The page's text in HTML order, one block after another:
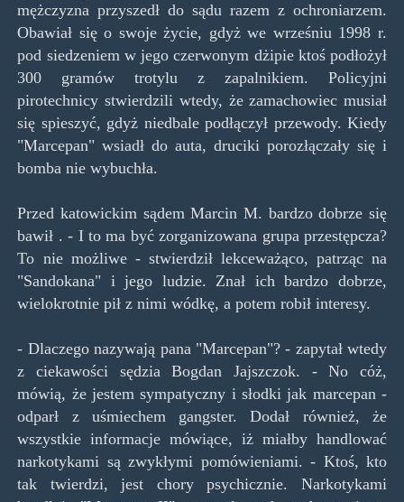
mężczyzna przyszedł do sądu razem z ochroniarzem.
Obawiał się o swoje życie, gdyż we wrześniu 1998 r.
pod siedzeniem w jego czerwonym dżipie ktoś podłożył
300 gramów trotylu z zapalnikiem. Policyjni
pirotechnicy stwierdzili wtedy, że zamachowiec musiał
się spieszyć, gdyż niedbale podłączył przewody. Kiedy
"Marcepan" wsiadł do auta, druciki porozłączały się i
bomba nie wybuchła.
Przed katowickim sądem Marcin M. bardzo dobrze się
bawił . - I to ma być zorganizowana grupa przestępcza?
To nie możliwe - stwierdził lekceważąco, patrząc na
"Sandokana" i jego ludzie. Znał ich bardzo dobrze,
wielokrotnie pił z nimi wódkę, a potem robił interesy.
- Dlaczego nazywają pana "Marcepan"? - zapytał wtedy
z ciekawości sędzia Bogdan Jajszczok. - No cóż,
mówią, że jestem sympatyczny i słodki jak marcepan -
odparł z uśmiechem gangster. Dodał również, że
wszystkie informacje mówiące, iż miałby handlować
narkotykami są zwykłymi pomówieniami. - Ktoś, kto
tak twierdzi, jest chory psychicznie. Narkotykami